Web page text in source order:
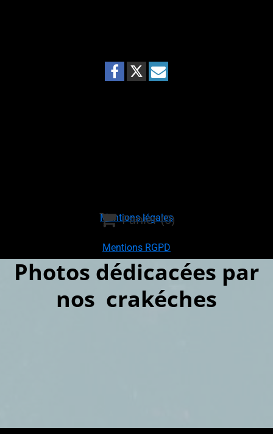
Mentions légales
Mentions RGPD

 Panier(0)
Photos dédicacées par
nos crakéches